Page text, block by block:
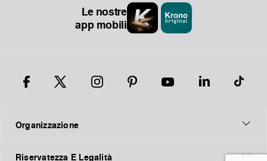
Le nostre
app mobili
Organizzazione
Riservatezza E Legalità